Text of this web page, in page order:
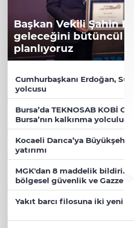
Başkan Vekili Şahin
geleceğini bütüncül
planlıyoruz
Cumhurbaşkanı Erdoğan,
yolcusu
Bursa’da TEKNOSAB KOBİ
Bursa’nın kalkınma
Kocaeli Darıca’ya
yatırımı
MGK'dan 8 maddelik bildiri...
bölgesel güvenlik ve Gazze
Yakıt barcı filosuna iki yeni